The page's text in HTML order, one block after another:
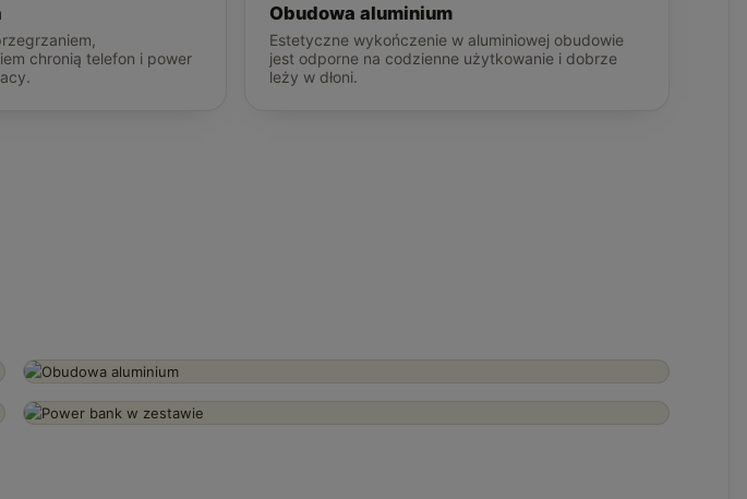
chronią telefon i power
Obudowa aluminium
Estetyczne wykończenie w aluminiowej obudowie
jest odporne na codzienne użytkowanie i dobrze
leży w dłoni.